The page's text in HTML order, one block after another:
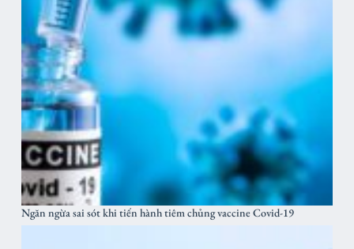
Ngăn ngừa sai sót khi tiến hành tiêm chủng vaccine Covid-19